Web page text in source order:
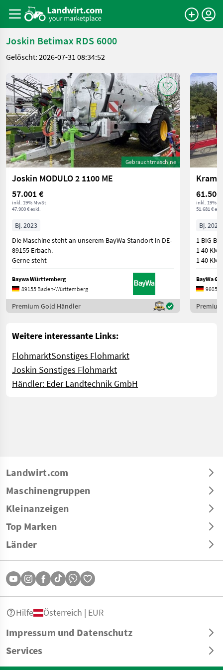
Joskin Betimax RDS 6000
Gelöscht: 2026-07-31 08:34:52
Gebrauchtmaschine
Joskin MODULO 2 1100 ME
57.001 €
inkl. 19% MwSt
47.900 € exkl.
Bj. 2023
Die Maschine steht an unserem BayWa Standort in DE-
89155 Erbach.
Gerne steht
Baywa Württemberg
89155 Baden-Württemberg
Premium Gold Händler
inkl. 19%
51.681 €
Bj. 2024
1 BIG
1 40 KM-
1 40 KM-
BayWa
96052
Weitere interessante Links:
FlohmarktSonstiges Flohmarkt
Joskin Sonstiges Flohmarkt
Händler: Eder Landtechnik GmbH
Landwirt.com
Maschinengruppen
Kleinanzeigen
Top Marken
Länder
Impressum und Datenschutz
Services
Hilfe Österreich | EUR